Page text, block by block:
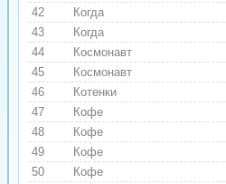
42
Когда
43
Когда
44
Космонавт
45
Космонавт
46
Котенки
47
Кофе
48
Кофе
49
Кофе
50
Кофе